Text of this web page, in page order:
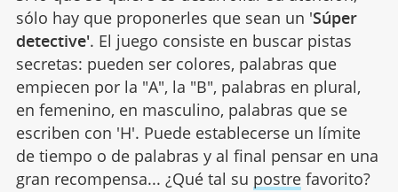
sólo hay que proponerles que sean un 'Súper
detective'. El juego consiste en buscar pistas
secretas: pueden ser colores, palabras que
empiecen por la "A", la "B", palabras en plural,
en femenino, en masculino, palabras que se
escriben con 'H'. Puede establecerse un límite
de tiempo o de palabras y al final pensar en una
gran recompensa... ¿Qué tal su postrefavorito?